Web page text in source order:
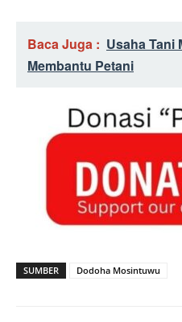
Baca Juga : Usaha Tani
Membantu Petani
SUMBER Dodoha Mosintuwu